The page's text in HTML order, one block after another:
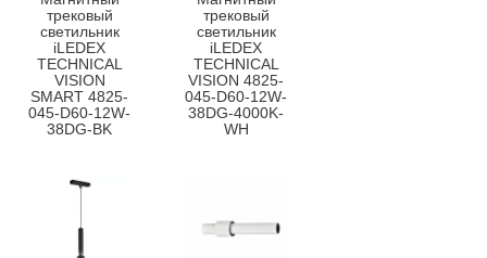
трековый
светильник
iLEDEX
TECHNICAL
VISION
SMART 4825-
045-D60-12W-
38DG-BK
трековый
светильник
iLEDEX
TECHNICAL
VISION 4825-
045-D60-12W-
38DG-4000K-
WH